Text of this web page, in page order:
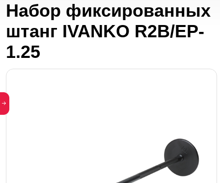
Набор фиксированных
штанг IVANKO R2B/EP-
1.25